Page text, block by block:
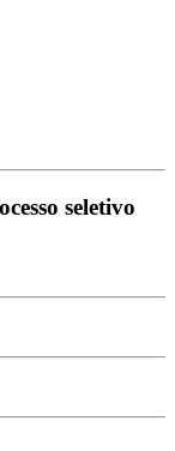
seletivo